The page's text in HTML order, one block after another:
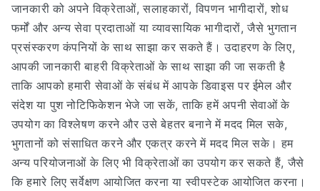
जानकारी को अपने विक्रेताओं, सलाहकारों, विपणन भागीदारों, शोध
फर्मों और अन्य सेवा प्रदाताओं या व्यावसायिक भागीदारों, जैसे भुगतान
प्रसंस्करण कंपनियों के साथ साझा कर सकते हैं। उदाहरण के लिए,
आपकी जानकारी बाहरी विक्रेताओं के साथ साझा की जा सकती है
ताकि आपको हमारी सेवाओं के संबंध में आपके डिवाइस पर ईमेल और
संदेश या पुश नोटिफिकेशन भेजे जा सकें, ताकि हमें अपनी सेवाओं के
उपयोग का विश्लेषण करने और उसे बेहतर बनाने में मदद मिल सके,
भुगतानों को संसाधित करने और एकत्र करने में मदद मिल सके। हम
अन्य परियोजनाओं के लिए भी विक्रेताओं का उपयोग कर सकते हैं, जैसे
कि हमारे लिए सर्वेक्षण आयोजित करना या स्वीपस्टेक आयोजित करना।